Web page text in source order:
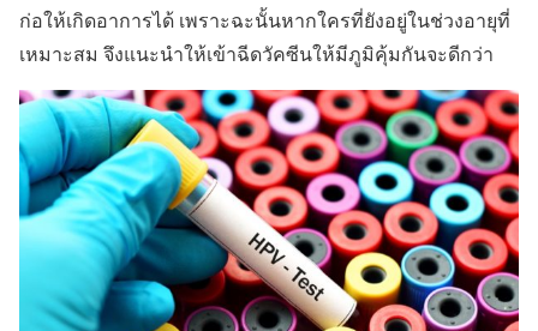
ก่อให้เกิดอาการได้ เพราะฉะนั้นหากใครที่ยังอยู่ในช่วงอายุที่
เหมาะสม จึงแนะนำให้เข้าฉีดวัคซีนให้มีภูมิคุ้มกันจะดีกว่า